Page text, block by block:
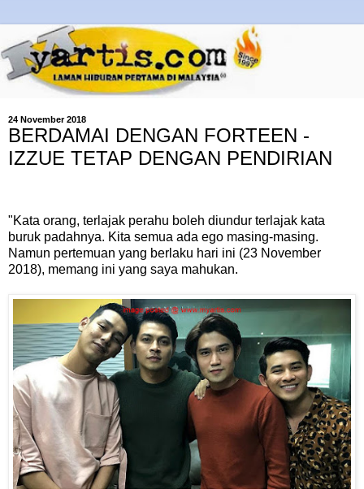
24 November 2018
BERDAMAI DENGAN FORTEEN -
IZZUE TETAP DENGAN PENDIRIAN
"Kata orang, terlajak perahu boleh diundur terlajak kata
buruk padahnya. Kita semua ada ego masing-masing.
Namun pertemuan yang berlaku hari ini (23 November
2018), memang ini yang saya mahukan.